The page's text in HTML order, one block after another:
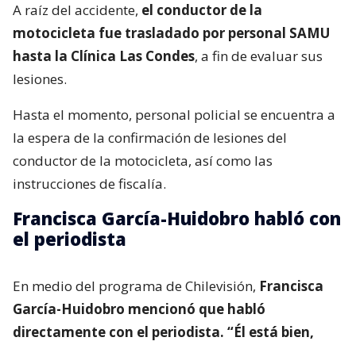
A raíz del accidente, el conductor de la
motocicleta fue trasladado por personal SAMU
hasta la Clínica Las Condes, a fin de evaluar sus
lesiones.
Hasta el momento, personal policial se encuentra a
la espera de la confirmación de lesiones del
conductor de la motocicleta, así como las
instrucciones de fiscalía.
Francisca García-Huidobro habló con
el periodista
En medio del programa de Chilevisión, Francisca
García-Huidobro mencionó que habló
directamente con el periodista. “Él está bien,